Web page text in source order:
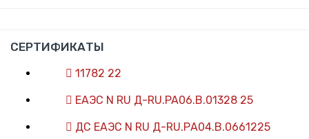
СЕРТИФИКАТЫ
11782 22
ЕАЭС N RU Д-RU.PA06.B.01328 25
ДС ЕАЭС N RU Д-RU.РА04.В.0661225